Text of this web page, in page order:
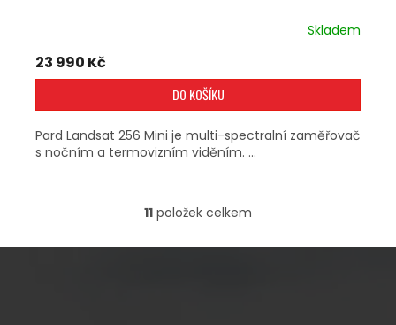
Skladem
23 990 Kč
DO KOŠÍKU
Pard Landsat 256 Mini je multi-spectralní zaměřovač
s nočním a termovizním viděním. ...
O
L
11 položek celkem